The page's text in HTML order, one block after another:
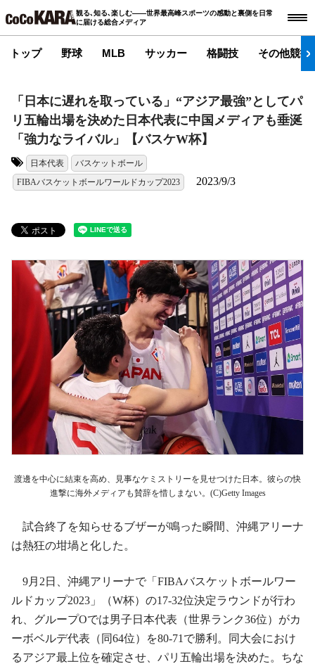
観る､知る､楽しむ――世界最高峰スポーツの感動と裏側を日常
に届ける総合メディア
トップ 野球 MLB サッカー 格闘技 その他競技
「日本に遅れを取っている」“アジア最強”としてパ
リ五輪出場を決めた日本代表に中国メディアも垂涎
「強力なライバル」【バスケW杯】
日本代表
バスケットボール
FIBAバスケットボールワールドカップ2023
2023/9/3
渡邊を中心に結束を高め、見事なケミストリーを見せつけた日本。彼らの快
進撃に海外メディアも賛辞を惜しまない。(C)Getty Images
試合終了を知らせるブザーが鳴った瞬間、沖縄アリーナ
は熱狂の坩堝と化した。
9月2日、沖縄アリーナで「FIBAバスケットボールワー
ルドカップ2023」（W杯）の17-32位決定ラウンドが行わ
れ、グループOでは男子日本代表（世界ランク36位）がカ
ーボベルデ代表（同64位）を80-71で勝利。同大会におけ
るアジア最上位を確定させ、パリ五輪出場を決めた。ちな